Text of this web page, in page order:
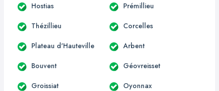
Hostias Prémillieu
Thézillieu Corcelles
Plateau d'Hauteville Arbent
Bouvent Géovreisset
Groissiat Oyonnax